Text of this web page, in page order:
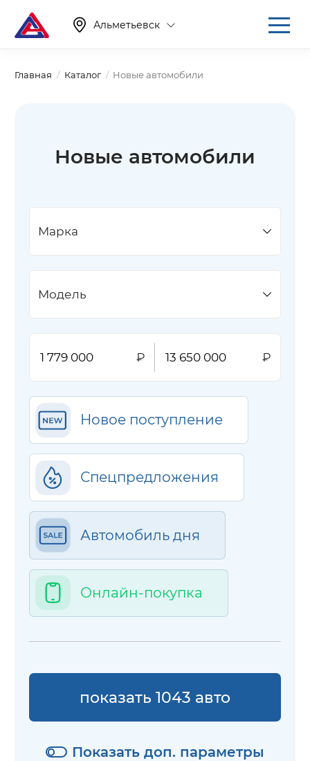
Альметьевск
Главная Каталог Новые автомобили
Новые автомобили
Марка
Модель
Новое поступление
Спецпредложения
Автомобиль дня
Онлайн-покупка
Показать доп. параметры
показать 1043 авто